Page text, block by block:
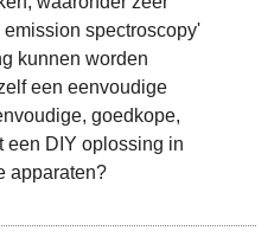
spectroscopy'
kunnen worden
een eenvoudige
goedkope,
een DIY oplossing in
apparaten?